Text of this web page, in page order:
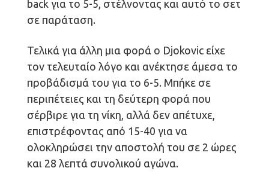
back για το 5-5, στέλνοντας και αυτό το σετ
σε παράταση.
Τελικά για άλλη μια φορά ο Djokovic είχε
τον τελευταίο λόγο και ανέκτησε άμεσα το
προβάδισμά του για το 6-5. Μπήκε σε
περιπέτειες και τη δεύτερη φορά που
σέρβιρε για τη νίκη, αλλά δεν απέτυχε,
επιστρέφοντας από 15-40 για να
ολοκληρώσει την αποστολή του σε 2 ώρες
και 28 λεπτά συνολικού αγώνα.